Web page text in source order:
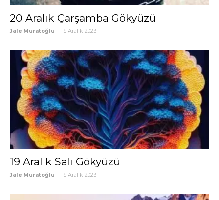
20 Aralık Çarşamba Gökyüzü
Jale Muratoğlu - 19 Aralık 2023
19 Aralık Salı Gökyüzü
Jale Muratoğlu - 19 Aralık 2023